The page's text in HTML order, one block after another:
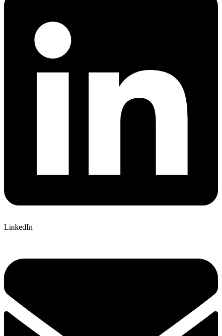
LinkedIn